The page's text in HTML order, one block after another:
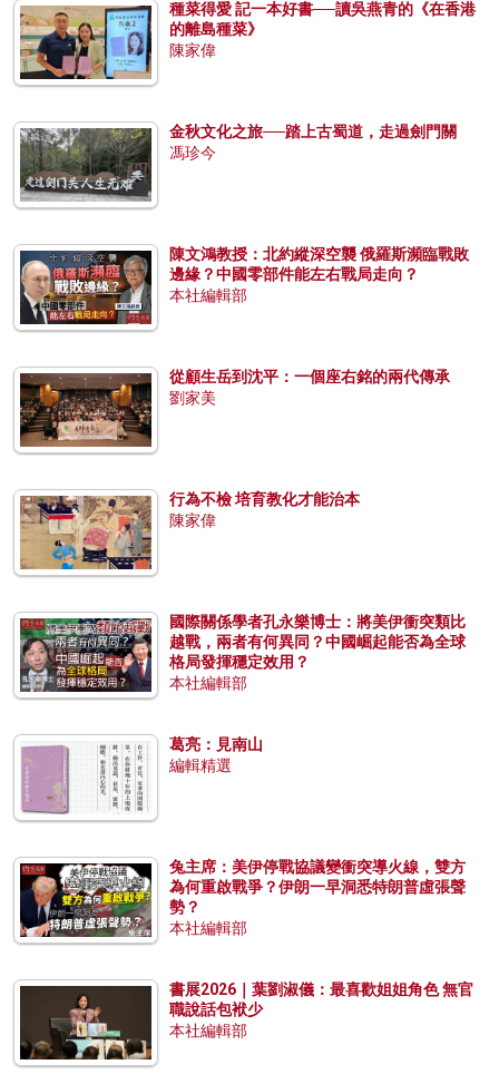
種菜得愛 記一本好書──讀吳燕青的《在香港
的離島種菜》
陳家偉
金秋文化之旅──踏上古蜀道，走過劍門關
馮珍今
陳文鴻教授：北約縱深空襲 俄羅斯瀕臨戰敗
邊緣？中國零部件能左右戰局走向？
本社編輯部
從顧生岳到沈平：一個座右銘的兩代傳承
劉家美
行為不檢 培育教化才能治本
陳家偉
國際關係學者孔永樂博士：將美伊衝突類比
越戰，兩者有何異同？中國崛起能否為全球
格局發揮穩定效用？
本社編輯部
葛亮：見南山
編輯精選
兔主席：美伊停戰協議變衝突導火線，雙方
為何重啟戰爭？伊朗一早洞悉特朗普虛張聲
勢？
本社編輯部
書展2026｜葉劉淑儀：最喜歡姐姐角色 無官
職說話包袱少
本社編輯部